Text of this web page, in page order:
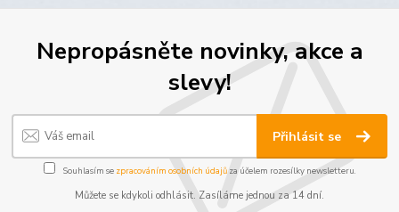
Nepropásněte novinky, akce a
slevy!
Přihlásit se
Souhlasím se zpracováním osobních údajůza účelem rozesílky newsletteru.
Můžete se kdykoli odhlásit. Zasíláme jednou za 14 dní.